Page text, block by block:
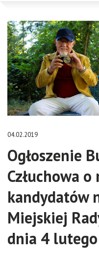
04.02.2019
Ogłoszenie
Człuchowa
kandydatów
Miejskiej
dnia 4